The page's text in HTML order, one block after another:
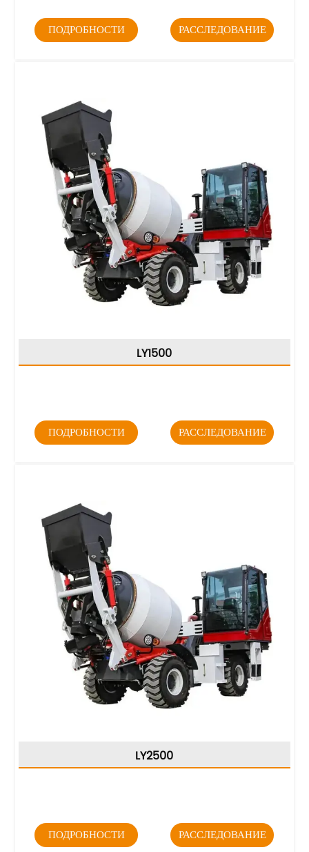
ПОДРОБНОСТИ РАССЛЕДОВАНИЕ
LY1500
ПОДРОБНОСТИ РАССЛЕДОВАНИЕ
LY2500
ПОДРОБНОСТИ РАССЛЕДОВАНИЕ